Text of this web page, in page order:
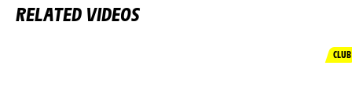
RELATED VIDEOS
CLUB